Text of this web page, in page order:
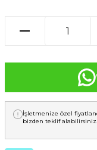
İşletmenize özel
bizden teklif alabilirsiniz.